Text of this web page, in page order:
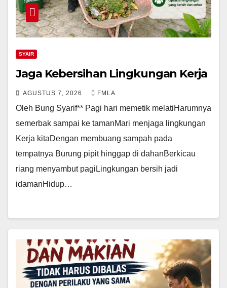
SYAIR
Jaga Kebersihan Lingkungan Kerja
AGUSTUS 7, 2026 FMLA
Oleh Bung Syarif** Pagi hari memetik melatiHarumnya
semerbak sampai ke tamanMari menjaga lingkungan
Kerja kitaDengan membuang sampah pada
tempatnya Burung pipit hinggap di dahanBerkicau
riang menyambut pagiLingkungan bersih jadi
idamanHidup…